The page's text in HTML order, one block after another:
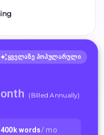
ყველაზე პოპულარული
(Billed Annually)
words/ mo